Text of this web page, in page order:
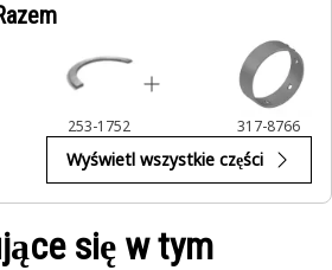
253-1752 317-8766
Wyświetl wszystkie części
się w tym